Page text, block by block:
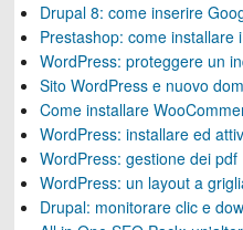
Drupal 8: come inserire
Prestashop: come installare
WordPress: proteggere un
Sito WordPress e nuovo
Come installare
WordPress: installare ed
WordPress: gestione dei pdf
WordPress: un layout a
Drupal: monitorare clic e